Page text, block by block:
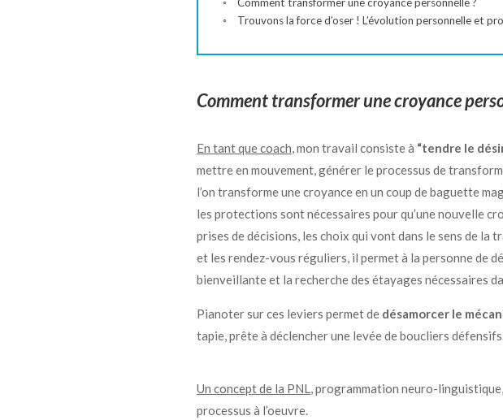
Trouvons la force d’oser ! L’évolution personnelle et
Comment transformer une croyance
En tant que coach, mon travail consiste à “tendre le
mettre en mouvement, générer le processus de
l’on transforme une croyance en un coup de baguette
les protections sont nécessaires pour qu’une nouvelle
prises de décisions, les choix qui vont dans le sens de
et les rendez-vous réguliers, il permet à la personne de
bienveillante et la recherche des étayages nécessaires
Pianoter sur ces leviers permet de désamorcer le
tapie, prête à déclencher une levée de boucliers
Un concept de la PNL,programmation neuro-linguistique,
processus à l’oeuvre.